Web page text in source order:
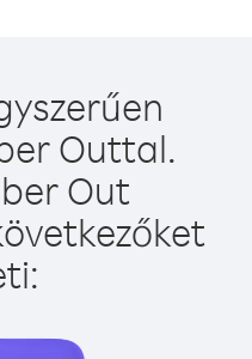
Outtal.
Out